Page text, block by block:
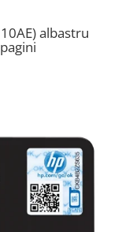
albastru